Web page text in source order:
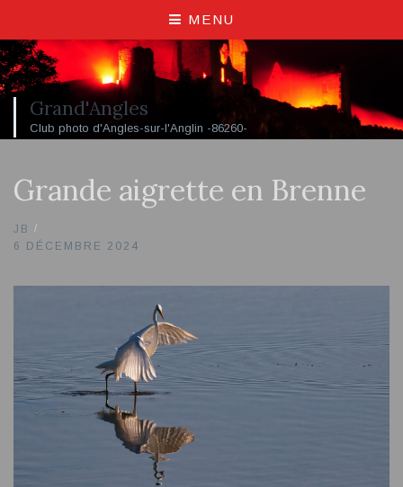
MENU
Grand'Angles
Club photo d'Angles-sur-l'Anglin -86260-
Grande aigrette en Brenne
JB
6 DÉCEMBRE 2024